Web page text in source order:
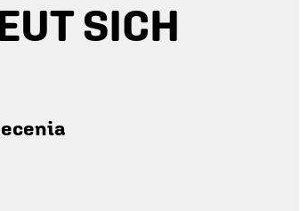
SICH